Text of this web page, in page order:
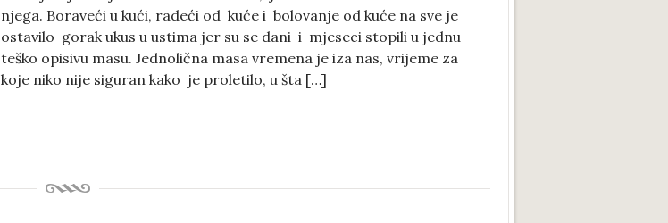
njega. Boraveći u kući, radeći od kuće i bolovanje od kuće na sve je
ostavilo gorak ukus u ustima jer su se dani i mjeseci stopili u jednu
teško opisivu masu. Jednolična masa vremena je iza nas, vrijeme za
koje niko nije siguran kako je proletilo, u šta […]